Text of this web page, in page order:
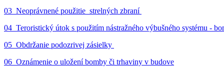
03_Neoprávnené použitie strelných zbraní
04_Teroristický útok s použitím nástražného výbušného systému -
05_Obdržanie podozrivej zásielky
06_Oznámenie o uložení bomby či trhaviny v budove